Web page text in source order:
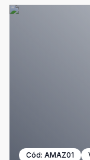
Cód: AMAZ01